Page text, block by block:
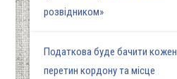
розвідником»
Податкова буде бачити кожен
перетин кордону та місце